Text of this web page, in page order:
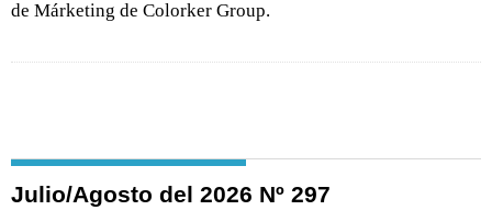
de Márketing de Colorker Group.
Julio/Agosto del 2026 Nº 297